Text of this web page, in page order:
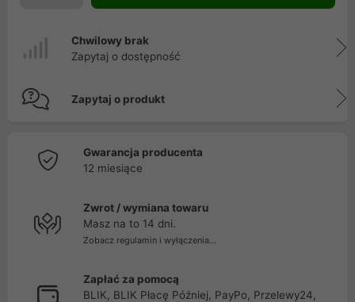
Chwilowy brak
Zapytaj o dostępność
Zapytaj o produkt
Gwarancja producenta
12 miesiące
Zwrot / wymiana towaru
Masz na to 14 dni.
Zobacz regulamin i wyłączenia...
Zapłać za pomocą
BLIK, BLIK Płacę Później, PayPo, Przelewy24,